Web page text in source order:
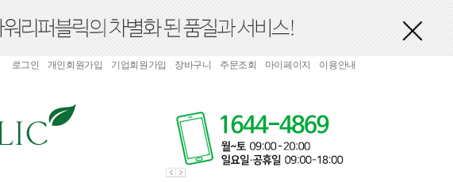
로그인 개인회원가입 기업회원가입 장바구니 주문조회 마이페이지 이용안내